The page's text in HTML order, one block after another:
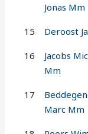
Jonas Mm
15 Deroost
16
Jacobs
Mm
17
Marc Mm